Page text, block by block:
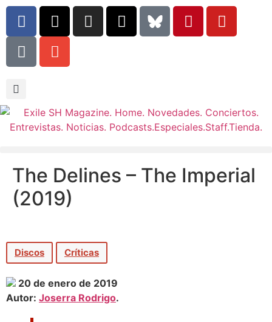
The Delines – The Imperial
(2019)
Discos Críticas
20 de enero de 2019
Autor: Joserra Rodrigo.